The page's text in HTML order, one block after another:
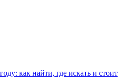
как найти, где искать и стоит